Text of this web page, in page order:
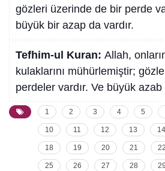
gözleri üzerinde de bir perde
büyük bir azap da vardır.
Tefhim-ul Kuran: Allah,
kulaklarını mühürlemiştir;
perdeler vardır. Ve büyük azab
1 2 3 4 5
10 11 12 13 14
18 19 20 21 22
25 26 27 28 29